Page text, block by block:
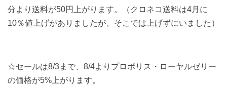
分より送料が50円上がります。（クロネコ送料は4月に
10％値上げがありましたが、そこでは上げずにいました）
☆セールは8/3まで、8/4よりプロポリス・ローヤルゼリー
の価格が5%上がります。